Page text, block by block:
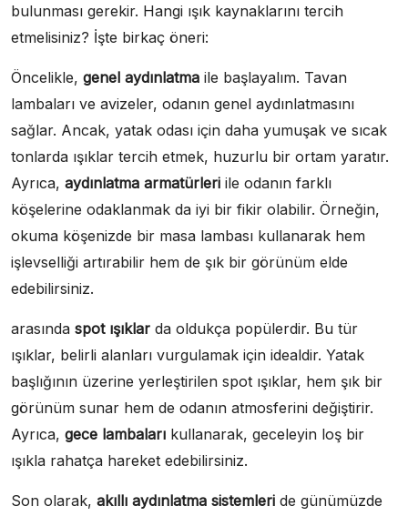
bulunması gerekir. Hangi ışık kaynaklarını tercih
etmelisiniz? İşte birkaç öneri:
Öncelikle, genel aydınlatma ile başlayalım. Tavan
lambaları ve avizeler, odanın genel aydınlatmasını
sağlar. Ancak, yatak odası için daha yumuşak ve sıcak
tonlarda ışıklar tercih etmek, huzurlu bir ortam yaratır.
Ayrıca, aydınlatma armatürleri ile odanın farklı
köşelerine odaklanmak da iyi bir fikir olabilir. Örneğin,
okuma köşenizde bir masa lambası kullanarak hem
işlevselliği artırabilir hem de şık bir görünüm elde
edebilirsiniz.
arasında spot ışıklar da oldukça popülerdir. Bu tür
ışıklar, belirli alanları vurgulamak için idealdir. Yatak
başlığının üzerine yerleştirilen spot ışıklar, hem şık bir
görünüm sunar hem de odanın atmosferini değiştirir.
Ayrıca, gece lambaları kullanarak, geceleyin loş bir
ışıkla rahatça hareket edebilirsiniz.
Son olarak, akıllı aydınlatma sistemleri de günümüzde